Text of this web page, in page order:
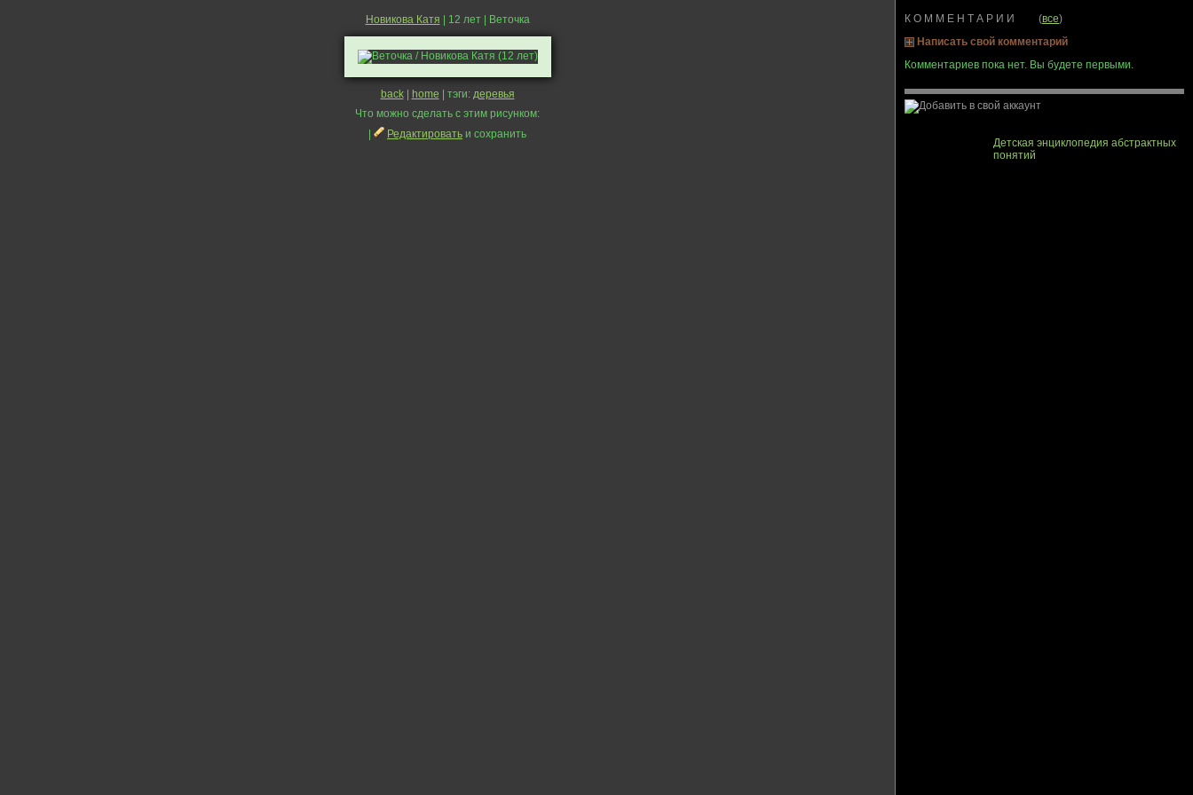
Новикова Катя | 12 лет | Веточка
back| home | тэги: деревья
Что можно сделать с этим рисунком:
Редактировать и сохранить
К О М М Е Н Т А Р И И (все)
Написать свой комментарий
Комментариев пока нет. Вы будете первыми.
Детская энциклопедия абстрактных
понятий